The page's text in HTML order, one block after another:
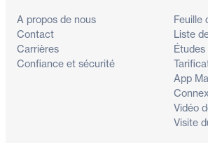
A propos de nous
Contact
Carrières
Confiance et sécurité
Feuille
Liste
App
Vidéo
Visite